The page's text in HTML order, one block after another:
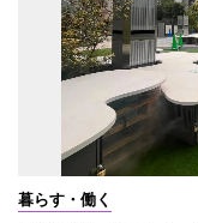
暮らす・働く